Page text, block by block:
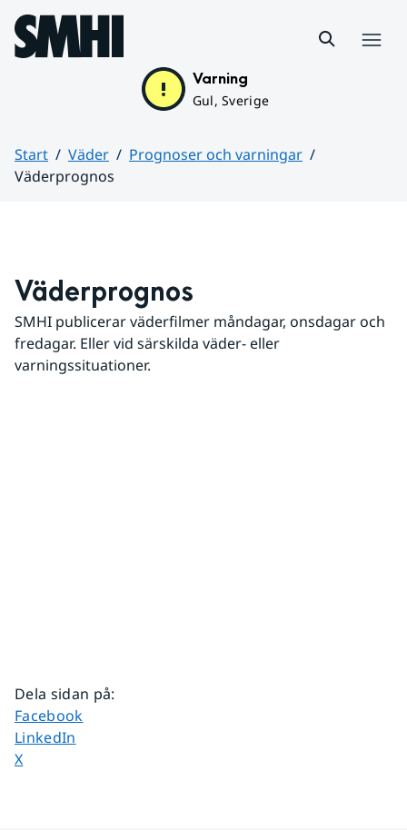
Hoppa till sidans innehåll
Varning
Gul, Sverige
Start Väder
Prognoser och varningar
Väderprognos
Väderprognos
SMHI publicerar väderfilmer måndagar, onsdagar och
fredagar. Eller vid särskilda väder- eller
varningssituationer.
Dela sidan på:
Dela sidan på
Facebook
Dela sidan på
LinkedIn
Dela sidan på
X